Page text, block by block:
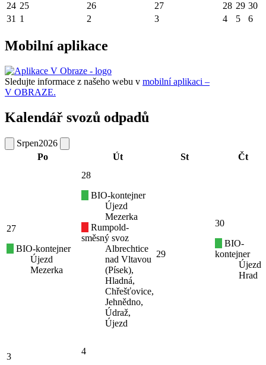
24 25 26 27 28 29 30
31 1 2 3 4 5 6
Mobilní aplikace
Sledujte informace z našeho webu v mobilní aplikaci –
V OBRAZE.
Kalendář svozů odpadů
Srpen2026
Po
Út St Čt
27
BIO-kontejner
Újezd
Mezerka
28
BIO-kontejner
Újezd
Mezerka
Rumpold-
směsný svoz
Albrechtice
nad Vltavou
(Písek),
Hladná,
Chřešťovice,
Jehnědno,
Údraž,
Újezd
29
30
BIO-
kontejner
Újezd
Hrad
3
4